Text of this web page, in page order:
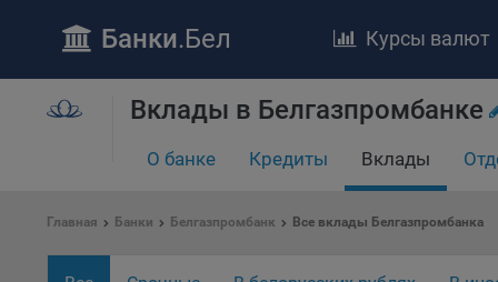
Банки.Бел Курсы валют
Вклады в Белгазпромбанке
О банке Кредиты Вклады
Главная Банки Белгазпромбанк Все вклады Белгазпромбанка